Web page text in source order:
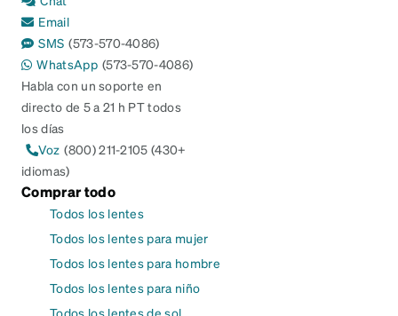
Email
SMS (573-570-4086)
WhatsApp (573-570-4086)
Habla con un soporte en
directo de 5 a 21 h PT todos
los días
Voz (800) 211-2105 (430+
idiomas)
Comprar todo
Todos los lentes
Todos los lentes para mujer
Todos los lentes para hombre
Todos los lentes para niño
Todos los lentes de sol